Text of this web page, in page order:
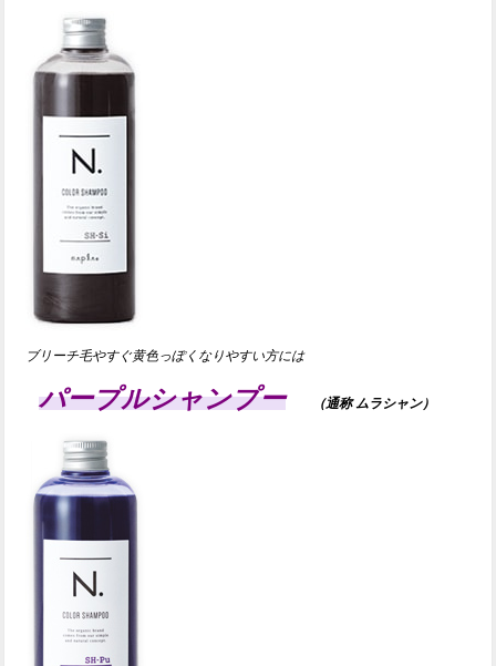
ブリーチ毛やすぐ黄色っぽくなりやすい方には
パープルシャンプー（通称 ムラシャン）